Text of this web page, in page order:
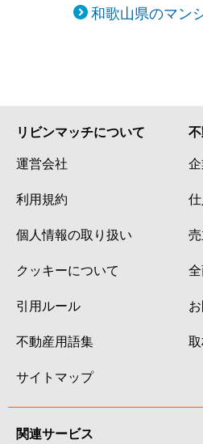
和歌山県のマン
リビンマッチについて
運営会社
利用規約
個人情報の取り扱い
クッキーについて
引用ルール
不動産用語集
サイトマップ
関連サービス